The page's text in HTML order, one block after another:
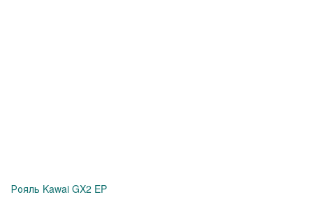
Рояль Kawai GX2 EP